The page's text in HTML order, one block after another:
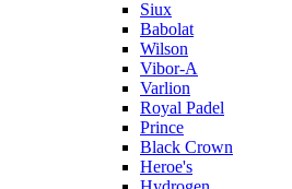
Siux
Babolat
Wilson
Vibor-A
Varlion
Royal Padel
Prince
Black Crown
Heroe's